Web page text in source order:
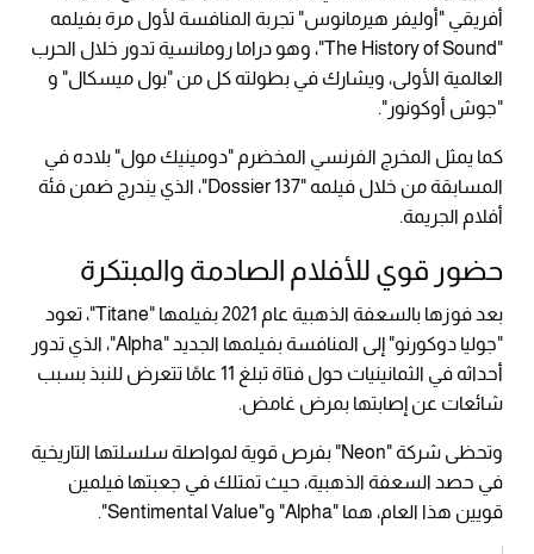
أفريقي "أوليفر هيرمانوس" تجربة المنافسة لأول مرة بفيلمه
"The History of Sound"، وهو دراما رومانسية تدور خلال الحرب
العالمية الأولى، ويشارك في بطولته كل من "بول ميسكال" و
"جوش أوكونور".
كما يمثل المخرج الفرنسي المخضرم "دومينيك مول" بلاده في
المسابقة من خلال فيلمه "Dossier 137"، الذي يندرج ضمن فئة
أفلام الجريمة.
حضور قوي للأفلام الصادمة والمبتكرة
بعد فوزها بالسعفة الذهبية عام 2021 بفيلمها "Titane"، تعود
"جوليا دوكورنو" إلى المنافسة بفيلمها الجديد "Alpha"، الذي تدور
أحداثه في الثمانينيات حول فتاة تبلغ 11 عامًا تتعرض للنبذ بسبب
شائعات عن إصابتها بمرض غامض.
وتحظى شركة "Neon" بفرص قوية لمواصلة سلسلتها التاريخية
في حصد السعفة الذهبية، حيث تمتلك في جعبتها فيلمين
قويين هذا العام، هما "Alpha" و"Sentimental Value".